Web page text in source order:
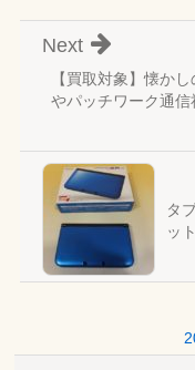
【買取対象】懐か
やパッチワーク通
Next
タ
ッ